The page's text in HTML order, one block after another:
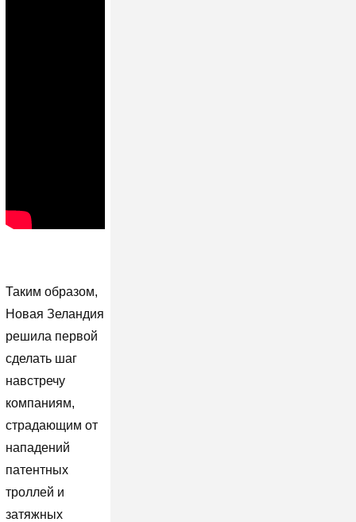
Таким образом,
Новая Зеландия
решила первой
сделать шаг
навстречу
компаниям,
страдающим от
нападений
патентных
троллей и
затяжных